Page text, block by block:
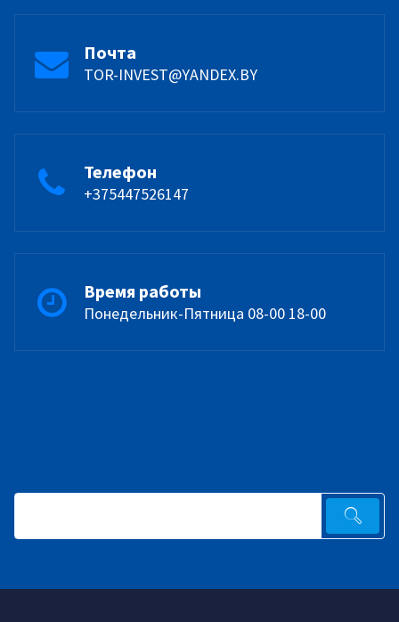
Почта
TOR-INVEST@YANDEX.BY
Телефон
+375447526147
Время работы
Понедельник-Пятница 08-00 18-00